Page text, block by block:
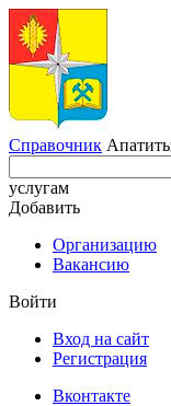
Справочник
услугам
Добавить
Организацию
Вакансию
Войти
Вход на сайт
Регистрация
Вконтакте